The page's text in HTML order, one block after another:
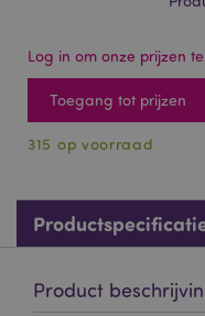
Log in om onze prijzen
Toegang tot prijzen
315 op voorraad
Product